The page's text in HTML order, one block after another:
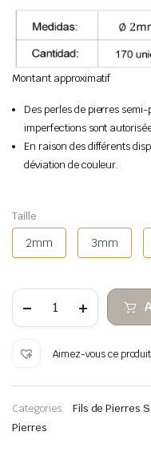
Montant approximatif
Des perles de pierres
imperfections sont
En raison des différents
déviation de couleur.
Taille
2mm 3mm
perles
facettées
Aimez-vous ce
Categories: Fils de Pierres
Pierres